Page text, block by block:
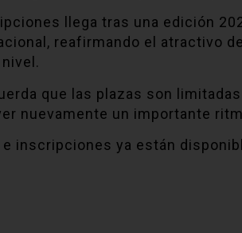
llega tras una edición
reafirmando el atractivo
que las plazas son
nuevamente un importante
inscripciones ya están